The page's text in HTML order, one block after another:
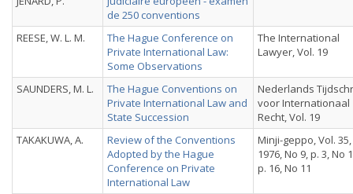
de 250 conventions
REESE, W. L. M.
The Hague Conference on
Private International Law:
Some Observations
The International
Lawyer, Vol. 19
SAUNDERS, M. L.
The Hague Conventions on
Private International Law and
State Succession
Nederlands
voor Internationaal
Recht, Vol. 19
TAKAKUWA, A.
Review of the Conventions
Adopted by the Hague
Conference on Private
International Law
Minji-geppo, Vol. 35,
1976, No 9, p. 3, No
p. 16, No 11